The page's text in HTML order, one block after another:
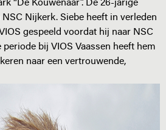
“De Kouwenaar”. De 26-jarige
Nijkerk. Siebe heeft in verleden
gespeeld voordat hij naar NSC
bij VIOS Vaassen heeft hem
naar een vertrouwende,